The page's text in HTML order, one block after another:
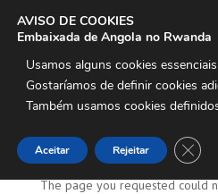
No Results
The page you requested could
AVISO DE COOKIES
Embaixada de Angola no Rwanda
Usamos alguns cookies
Gostaríamos de definir cookies
Também usamos cookies
Aceitar Rejeitar